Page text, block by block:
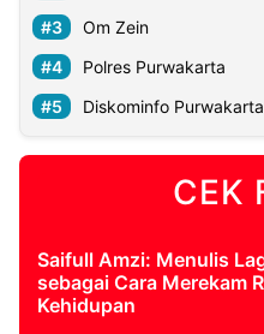
Om Zein
Polres Purwakarta
Diskominfo Purwakarta
CEK
Saifull Amzi: Menulis
sebagai Cara Merekam
Kehidupan